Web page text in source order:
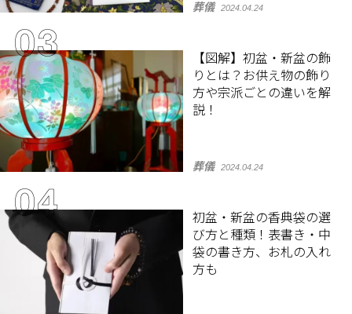
葬儀 2024.04.24
【図解】初盆・新盆の飾
りとは？お供え物の飾り
方や宗派ごとの違いを解
説！
葬儀 2024.04.24
初盆・新盆の香典袋の選
び方と種類！表書き・中
袋の書き方、お札の入れ
方も